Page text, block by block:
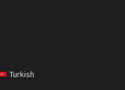
Turkish